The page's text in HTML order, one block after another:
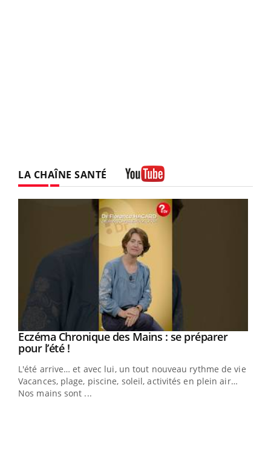
LA CHAÎNE SANTÉ
Youtube
Eczéma Chronique des Mains : se préparer
pour l’été !Youtube
L'été arrive… et avec lui, un tout nouveau rythme de vie !
Vacances, plage, piscine, soleil, activités en plein air…
Nos mains sont ...